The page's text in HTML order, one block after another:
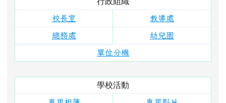
東里相簿 東里影片
榮譽榜 成長軌跡
投稿寫作 藝文作品
校務行政
行事曆 檔案下載